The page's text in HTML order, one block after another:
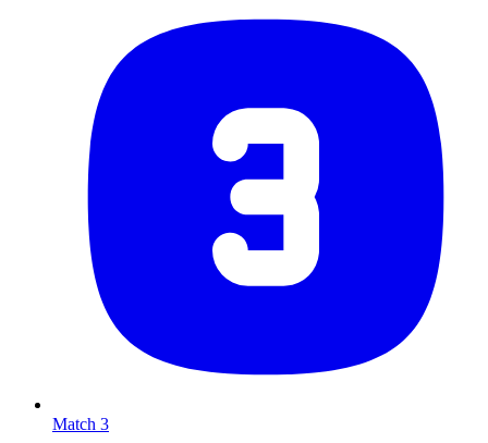
Match 3